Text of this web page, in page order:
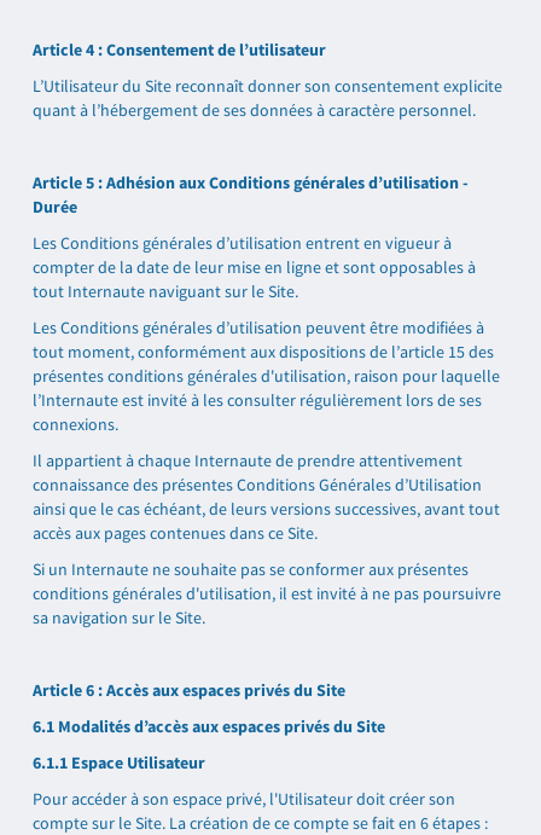
Article 4 : Consentement de l’utilisateur
L’Utilisateur du Site reconnaît donner son consentement explicite
quant à l’hébergement de ses données à caractère personnel.
Article 5 : Adhésion aux Conditions générales d’utilisation -
Durée
Les Conditions générales d’utilisation entrent en vigueur à
compter de la date de leur mise en ligne et sont opposables à
tout Internaute naviguant sur le Site.
Les Conditions générales d’utilisation peuvent être modifiées à
tout moment, conformément aux dispositions de l’article 15 des
présentes conditions générales d'utilisation, raison pour laquelle
l’Internaute est invité à les consulter régulièrement lors de ses
connexions.
Il appartient à chaque Internaute de prendre attentivement
connaissance des présentes Conditions Générales d’Utilisation
ainsi que le cas échéant, de leurs versions successives, avant tout
accès aux pages contenues dans ce Site.
Si un Internaute ne souhaite pas se conformer aux présentes
conditions générales d'utilisation, il est invité à ne pas poursuivre
sa navigation sur le Site.
Article 6 : Accès aux espaces privés du Site
6.1 Modalités d’accès aux espaces privés du Site
6.1.1 Espace Utilisateur
Pour accéder à son espace privé, l'Utilisateur doit créer son
compte sur le Site. La création de ce compte se fait en 6 étapes :